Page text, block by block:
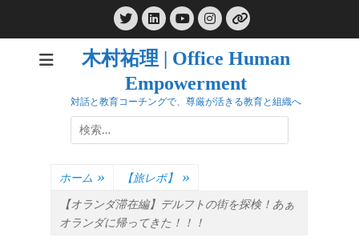
TwitterLinkedIn
YouTube
Instagram
リ
ン
ク
木村祐理 | Office Human
Empowerment
対話と教育コーチングで、尊厳が活きる教育と組織へ
検
索:
ホーム » 【旅レポ】
»
【オランダ滞在編】デルフトの街を探検！あぁ
オランダに帰ってきた！！！